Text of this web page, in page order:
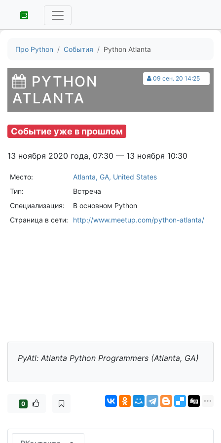
Про Python События Python Atlanta
09 сен. 20 14:25
PYTHON
ATLANTA
Событие уже в прошлом
13 ноября 2020 года, 07:30 — 13 ноября 10:30
Место:
Atlanta, GA, United States
Тип:
Встреча
Специализация:
В основном Python
Страница в сети:
http://www.meetup.com/python-atlanta/
PyAtl: Atlanta Python Programmers (Atlanta, GA)
0